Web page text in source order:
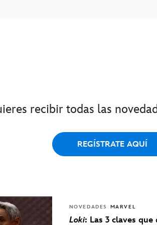
recibir todas las
REGÍSTRATE AQUÍ
NOVEDADES MARVEL
Loki: Las 3 claves